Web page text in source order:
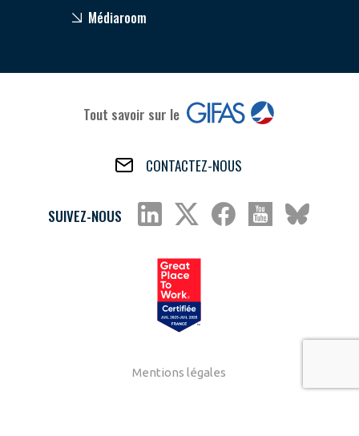
Médiaroom
Tout savoir sur le
CONTACTEZ-NOUS
SUIVEZ-NOUS
Mentions légales